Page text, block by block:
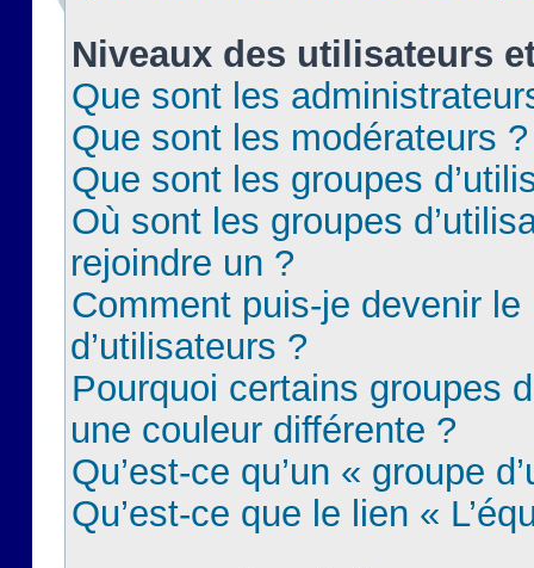
Niveaux des utilisateurs
Que sont les
Que sont les modérateurs ?
Que sont les groupes
Où sont les groupes
rejoindre un ?
Comment puis-je devenir le
d’utilisateurs ?
Pourquoi certains groupes
une couleur différente ?
Qu’est-ce qu’un « groupe
Qu’est-ce que le lien «